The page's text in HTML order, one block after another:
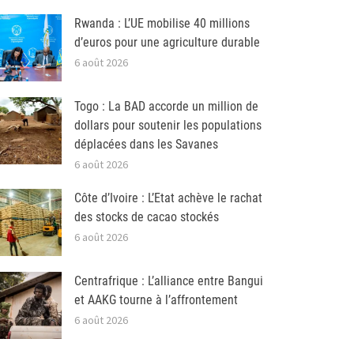
Rwanda : L’UE mobilise 40 millions
d’euros pour une agriculture durable
6 août 2026
Togo : La BAD accorde un million de
dollars pour soutenir les populations
déplacées dans les Savanes
6 août 2026
Côte d’Ivoire : L’Etat achève le rachat
des stocks de cacao stockés
6 août 2026
Centrafrique : L’alliance entre Bangui
et AAKG tourne à l’affrontement
6 août 2026